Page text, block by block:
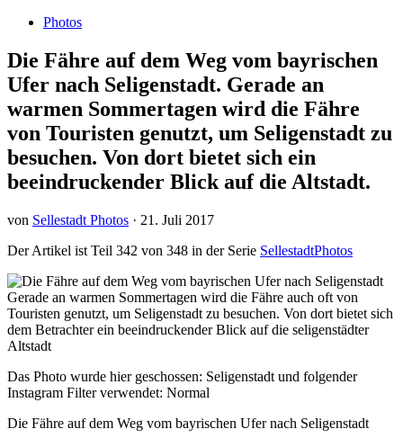
Photos
Die Fähre auf dem Weg vom bayrischen
Ufer nach Seligenstadt. Gerade an
warmen Sommertagen wird die Fähre
von Touristen genutzt, um Seligenstadt zu
besuchen. Von dort bietet sich ein
beeindruckender Blick auf die Altstadt.
von Sellestadt Photos · 21. Juli 2017
Der Artikel ist Teil 342 von 348 in der Serie SellestadtPhotos
Das Photo wurde hier geschossen: Seligenstadt und folgender
Instagram Filter verwendet: Normal
Die Fähre auf dem Weg vom bayrischen Ufer nach Seligenstadt